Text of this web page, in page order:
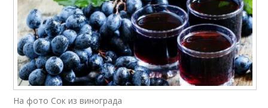
На фото Сок из винограда